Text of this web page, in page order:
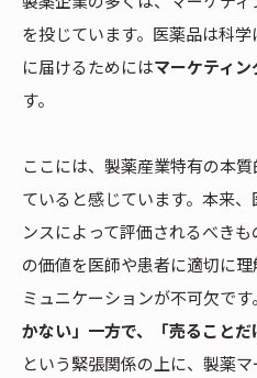
を投じています。医薬品は科
に届けるためにはマーケティ
す。
ここには、製薬産業特有の本
ていると感じています。本来
ンスによって評価されるべき
の価値を医師や患者に適切に
ミュニケーションが不可欠です
かない」一方で、「売ることだ
という緊張関係の上に、製薬